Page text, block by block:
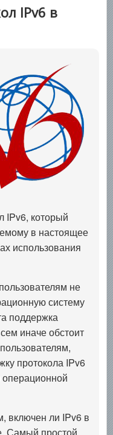
IPv6 в
IPv6, который
в настоящее
использования
не
систему
поддержка
иначе обстоит
протокола IPv6
включен ли IPv6 в